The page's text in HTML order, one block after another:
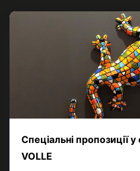
матовий
1 050 грн 2 132 грн